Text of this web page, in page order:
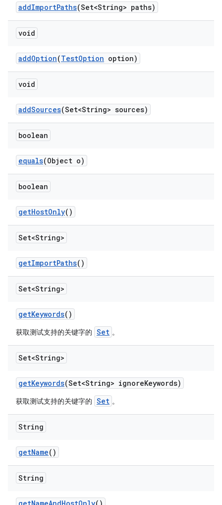
addImportPaths(Set<String> paths)
void
addOption(TestOption option)
void
addSources(Set<String> sources)
boolean
equals(Object o)
boolean
getHostOnly()
Set<String>
getImportPaths()
Set<String>
getKeywords()
获取测试支持的关键字的 Set 。
Set<String>
getKeywords(Set<String> ignoreKeywords)
获取测试支持的关键字的 Set 。
String
getName()
String